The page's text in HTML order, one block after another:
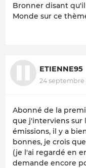
Bronner disant
Monde sur ce
ETIENNE95
24 septembre
Abonné de la
que j'interviens sur
émissions, il y a
bonnes, je crois
(je l'ai regardé en
demande encore